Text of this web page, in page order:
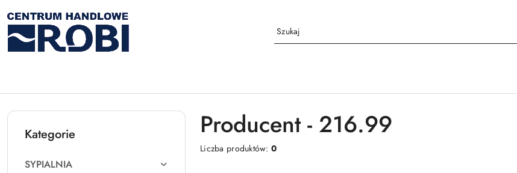
Przejdź do treści głównej
Przejdź do wyszukiwarki
Przejdź do moje konto
Przejdź do menu głównego
Przejdź do stopki
Kategorie
SYPIALNIA
Producent - 216.99
Liczba produktów:0